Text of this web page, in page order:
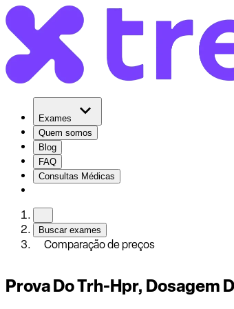
Exames
Quem somos
Blog
FAQ
Consultas Médicas
Buscar exames
Comparação de preços
Prova Do Trh-Hpr, Dosagem